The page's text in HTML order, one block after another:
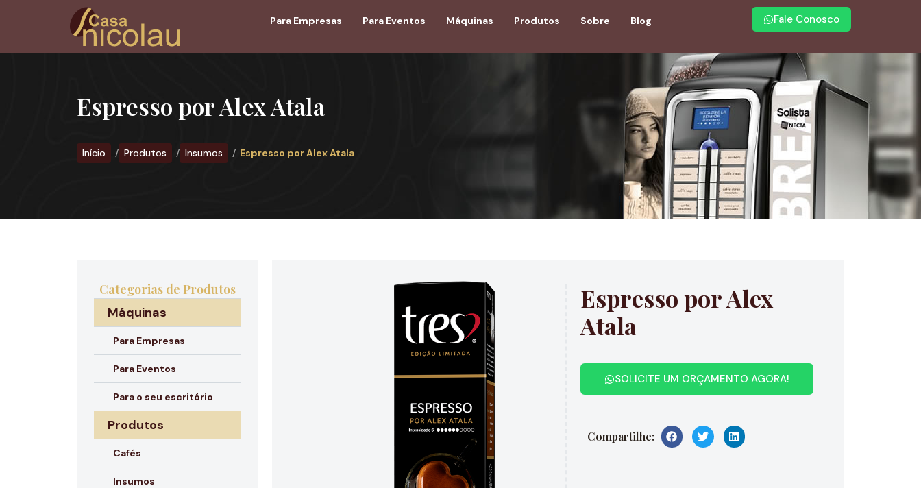
Para Empresas Para Eventos Máquinas Produtos Sobre Blog Fale Conosco
Espresso por Alex Atala
Início Produtos Insumos Espresso por Alex Atala
Categorias de Produtos
Máquinas
Para Empresas
Para Eventos
Para o seu escritório
Produtos
Cafés
Insumos
Espresso por Alex
Atala
SOLICITE UM ORÇAMENTO AGORA!
Compartilhe: